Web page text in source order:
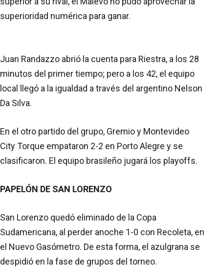
superioridad numérica para ganar.
Juan Randazzo abrió la cuenta para Riestra, a los 28
minutos del primer tiempo; pero a los 42, el equipo
local llegó a la igualdad a través del argentino Nelson
Da Silva.
En el otro partido del grupo, Gremio y Montevideo
City Torque empataron 2-2 en Porto Alegre y se
clasificaron. El equipo brasileño jugará los playoffs.
PAPELÓN DE SAN LORENZO
San Lorenzo quedó eliminado de la Copa
Sudamericana, al perder anoche 1-0 con Recoleta, en
el Nuevo Gasómetro. De esta forma, el azulgrana se
despidió en la fase de grupos del torneo.